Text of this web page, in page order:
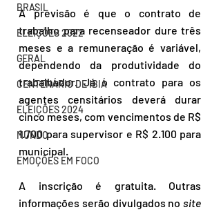
BRASIL
ELEIÇÕES 2022
GERAL
CENTENÁRIO DE IBIÁ
ELEIÇÕES 2024
MUNDO
EMOÇÕES EM FOCO
A previsão é que o contrato de
trabalho para recenseador dure três
meses e a remuneração é variável,
dependendo da produtividade do
trabalhador. Já o contrato para os
agentes censitários deverá durar
cinco meses, com vencimentos de R$
1.700 para supervisor e R$ 2.100 para
municipal.
A inscrição é gratuita. Outras
informações serão divulgados no